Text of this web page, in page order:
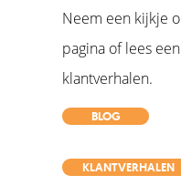
Neem een kijkje
pagina of lees
klantverhalen.
BLOG
KLANTVERHALEN